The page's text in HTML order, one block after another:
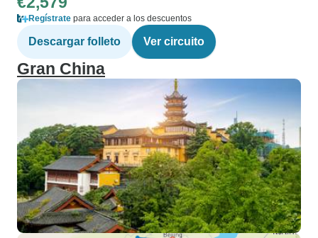
Regístrate para acceder a los descuentos
Descargar folleto Ver circuito
Gran China